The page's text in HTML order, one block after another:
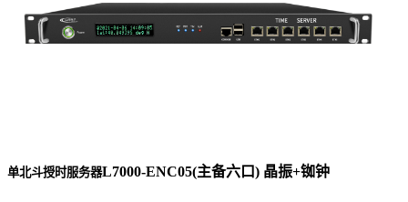
单北斗授时服务器L7000-ENC05(主备六口) 晶振+铷钟